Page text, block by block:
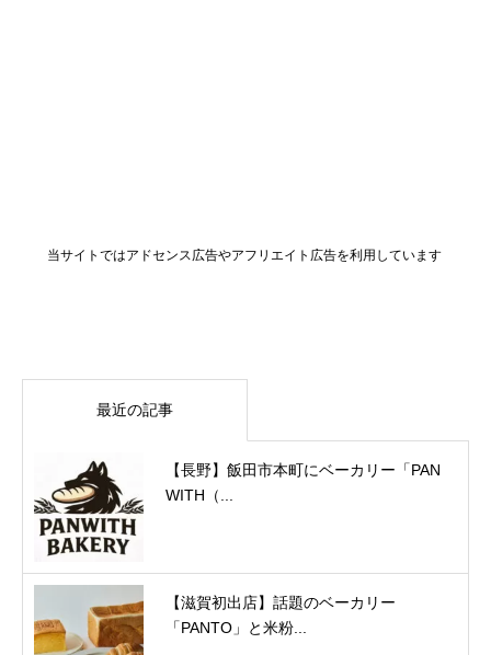
当サイトではアドセンス広告やアフリエイト広告を利用しています
最近の記事
【長野】飯田市本町にベーカリー「PAN
WITH（...
【滋賀初出店】話題のベーカリー
「PANTO」と米粉...